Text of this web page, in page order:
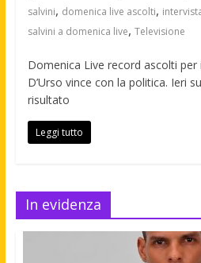
salvini, domenica live ascolti,
salvini a domenica live, Televisione
Domenica Live record ascolti per
D’Urso vince con la politica. Ieri
risultato
Leggi tutto
In evidenza